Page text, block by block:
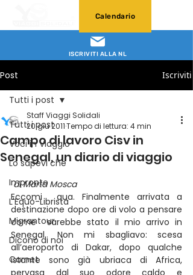
ISCRIVITI ALLA NL
Calendario
Post Iscriviti
Tutti i post
Voci in Viaggio
Lo sapevi che
Impronte
L'Equo-Librista
Migrantour
Dicono di noi
Carnet
Tutti i post
Campo di lavoro Cisv in
Senegal, un diario di viaggio
Staff Viaggi Solidali
20 giu 2011Tempo di lettura: 4 min
di Marta Mosca
Eccomi  qua. Finalmente arrivata a
destinazione dopo ore di volo a pensare
come  sarebbe stato il mio arrivo in
Senegal. Non mi sbagliavo: scesa
all’aeroporto di Dakar, dopo qualche
istante sono già ubriaca di Africa,
pervasa dal suo odore caldo e